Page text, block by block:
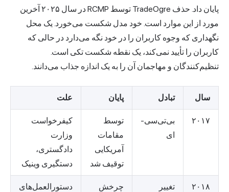
پایان داد. حذف TradeOgre توسط RCMP در سال ۲۰۲۵ آخرین
مورد از این موارد است. خود مدل شکست می‌خورد. یک محل
نگهداری که وجوه کاربران را در خود نگه می‌دارد در حالی که
کاربران را تأیید نمی‌کند، یک نقطه شکست تکی است.
تنظیم‌کنندگان و مهاجمان آن را به یک اندازه جذاب می‌دانند.
سال تبادل پایان علت
۲۰۱۷
بی‌تی‌سی-
ای
توسط
مقامات
آمریکایی
توقیف شد
کیفرخواست
وزارت
دادگستری،
دستگیری وینیک
۲۰۱۸
تغییر
چرخش
دستورالعمل‌های